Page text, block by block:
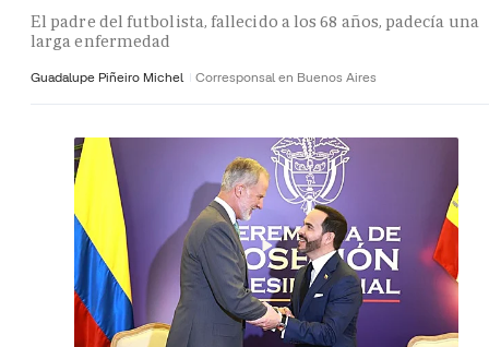
El padre del futbolista, fallecido a los 68 años, padecía una
larga enfermedad
Guadalupe Piñeiro Michel Corresponsal en Buenos Aires